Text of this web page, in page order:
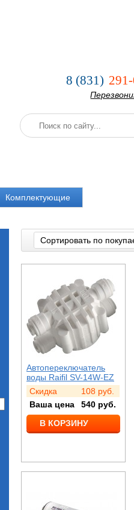
8 (831)
Комплектующие
Сортировать по
Автопереключатель
воды Raifil SV-14W-EZ
Скидка
108 руб.
Ваша цена
540 руб.
В КОРЗИНУ